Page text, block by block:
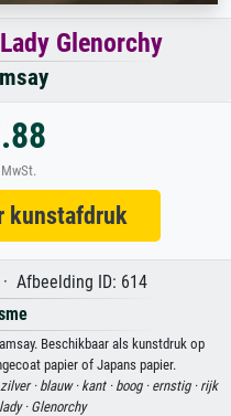
Glenorchy
kunstafdruk
Afbeelding ID: 614
Beschikbaar als kunstdruk op
papier of Japans papier.
zilver · blauw · kant · boog · ernstig · rijk
lady · Glenorchy